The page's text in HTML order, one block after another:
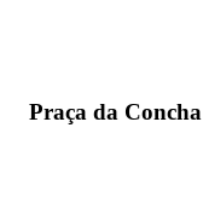
Praça da Concha